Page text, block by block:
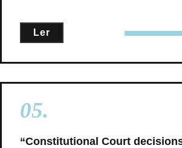
Ler
05.
“Constitutional Court